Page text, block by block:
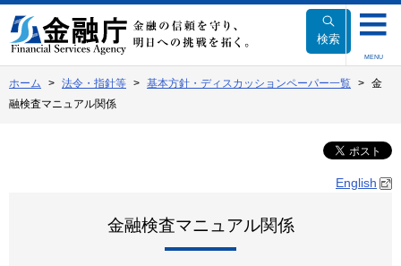
文
へ
動
検索
MENU
ホーム 法令・指針等 基本方針・ディスカッションペーパー一覧
金
融検査マニュアル関係
English
金融検査マニュアル関係